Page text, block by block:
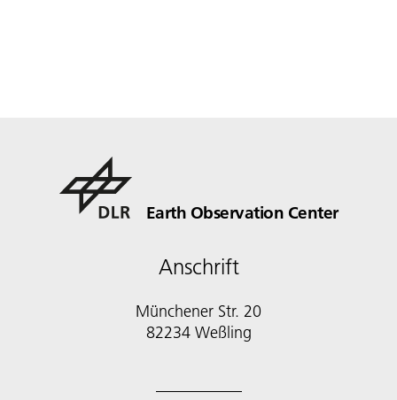
Earth Observation Center
Anschrift
Münchener Str. 20